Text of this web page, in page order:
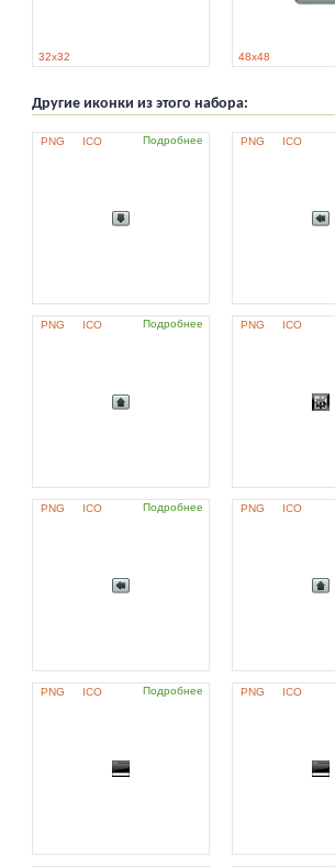
32x32 48x48
Другие иконки из этого набора:
PNG ICO Подробнее PNG ICO
PNG ICO Подробнее PNG ICO
PNG ICO Подробнее PNG ICO
PNG ICO Подробнее PNG ICO